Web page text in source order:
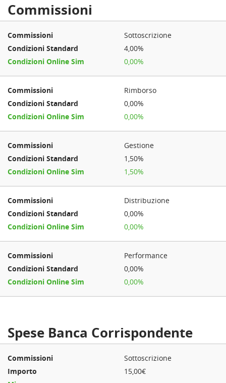
Commissioni
Sottoscrizione
4,00%
0,00%
Rimborso
0,00%
0,00%
Gestione
1,50%
1,50%
Distribuzione
0,00%
0,00%
Performance
0,00%
0,00%
Spese Banca Corrispondente
Sottoscrizione
15,00€